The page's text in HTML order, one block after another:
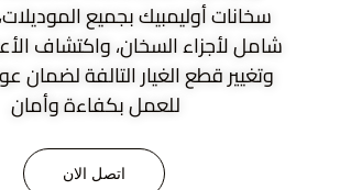
سخانات أوليمبيك بجميع
شامل لأجزاء السخان، واكتشاف
وتغيير قطع الغيار التالفة لضمان
للعمل بكفاءة وأمان
اتصل الان